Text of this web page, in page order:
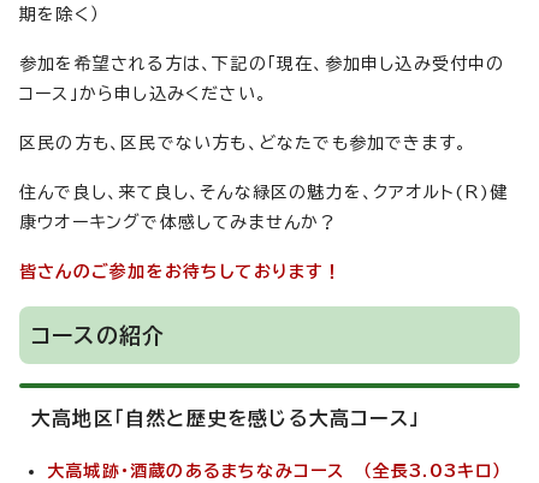
期を除く）
参加を希望される方は、下記の「現在、参加申し込み受付中の
コース」から申し込みください。
区民の方も、区民でない方も、どなたでも参加できます。
住んで良し、来て良し、そんな緑区の魅力を、クアオルト(R)健
康ウオーキングで体感してみませんか？
皆さんのご参加をお待ちしております！
コースの紹介
大高地区「自然と歴史を感じる大高コース」
大高城跡・酒蔵のあるまちなみコース （全長3.03キロ）